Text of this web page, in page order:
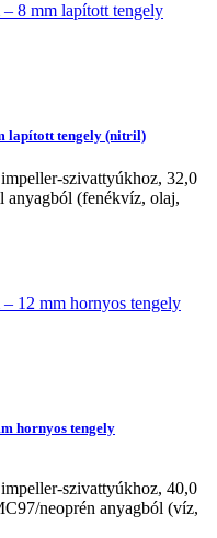
lapított tengely (nitril)
szivattyúkhoz, 32,0
anyagból (fenékvíz, olaj,
hornyos tengely
szivattyúkhoz, 40,0
neoprén anyagból (víz,